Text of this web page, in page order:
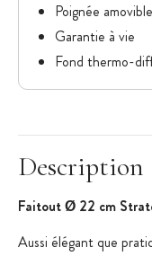
Poignée amovible
Garantie à vie
Fond thermo-
Description
Faitout Ø 22 cm
Aussi élégant que